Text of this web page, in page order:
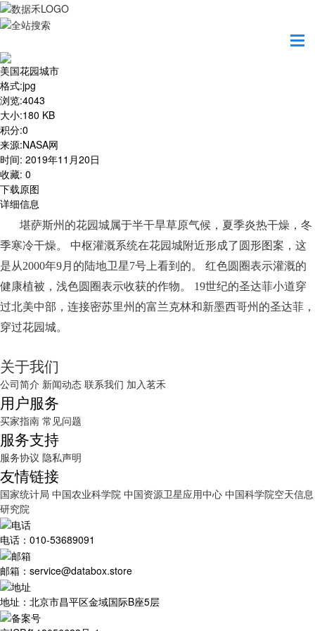
美国花园城市
格式:jpg
浏览:4043
大小:180 KB
积分:0
来源:NASA网
时间: 2019年11月20日
收藏: 0
下载原图
详细信息
堪萨斯州的花园城属于半干旱草原气候，夏季炎热干燥，冬
季寒冷干燥。
中枢灌溉系统在花园城附近形成了圆形图案，这
是从2000年9月的陆地卫星7号上看到的。 红色圆圈表示灌溉的
健康植被，浅色圆圈表示收获的作物。 19世纪的圣达菲小道穿
过北美中部，连接密苏里州的富兰克林和新墨西哥州的圣达菲，
穿过花园城。
关于我们
公司简介 新闻动态 联系我们 加入茗禾
用户服务
买家指南 常见问题
服务支持
服务协议 隐私声明
友情链接
国家统计局 中国农业科学院 中国资源卫星应用中心 中国科学院空天信息
研究院
电话：010-53689091
邮箱：service@databox.store
地址：北京市昌平区金域国际B座5层